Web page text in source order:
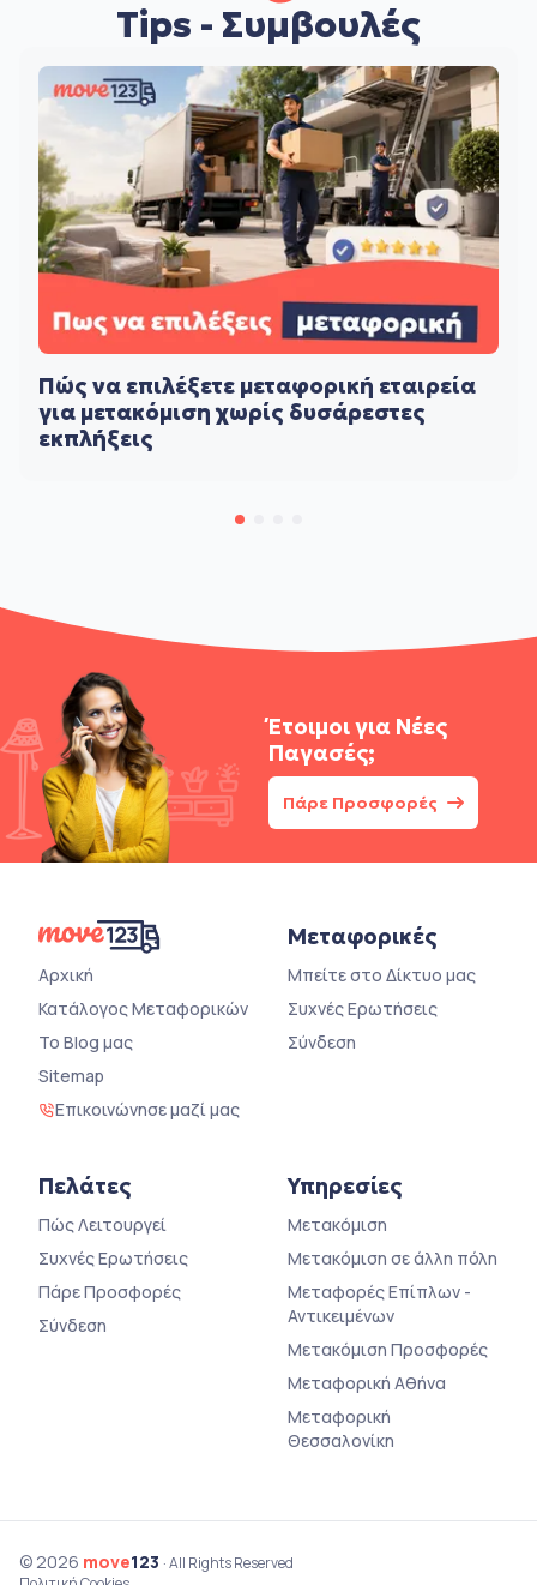
Tips - Συμβουλές
Πώς να επιλέξετε μεταφορική εταιρεία
για μετακόμιση χωρίς δυσάρεστες
εκπλήξεις
Έτοιμοι για Νέες
Παγασές;
Πάρε Προσφορές
Αρχική
Κατάλογος Μεταφορικών
Το Blog μας
Sitemap
Επικοινώνησε μαζί μας
Μεταφορικές
Μπείτε στο Δίκτυο μας
Συχνές Ερωτήσεις
Σύνδεση
Πελάτες
Πώς Λειτουργεί
Συχνές Ερωτήσεις
Πάρε Προσφορές
Σύνδεση
Υπηρεσίες
Μετακόμιση
Μετακόμιση σε άλλη πόλη
Μεταφορές Επίπλων -
Αντικειμένων
Μετακόμιση Προσφορές
Μεταφορική Αθήνα
Μεταφορική
Θεσσαλονίκη
© 2026 move123 · All Rights Reserved